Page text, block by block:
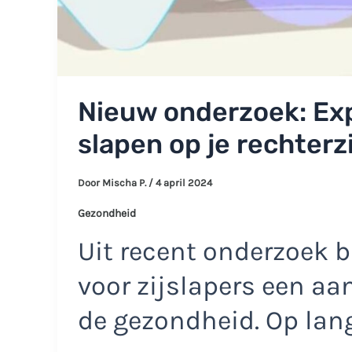
Nieuw onderzoek:
slapen op je
Door Mischa P. / 4 april 2024
Gezondheid
Uit recent onderzoek
voor zijslapers een
de gezondheid. Op